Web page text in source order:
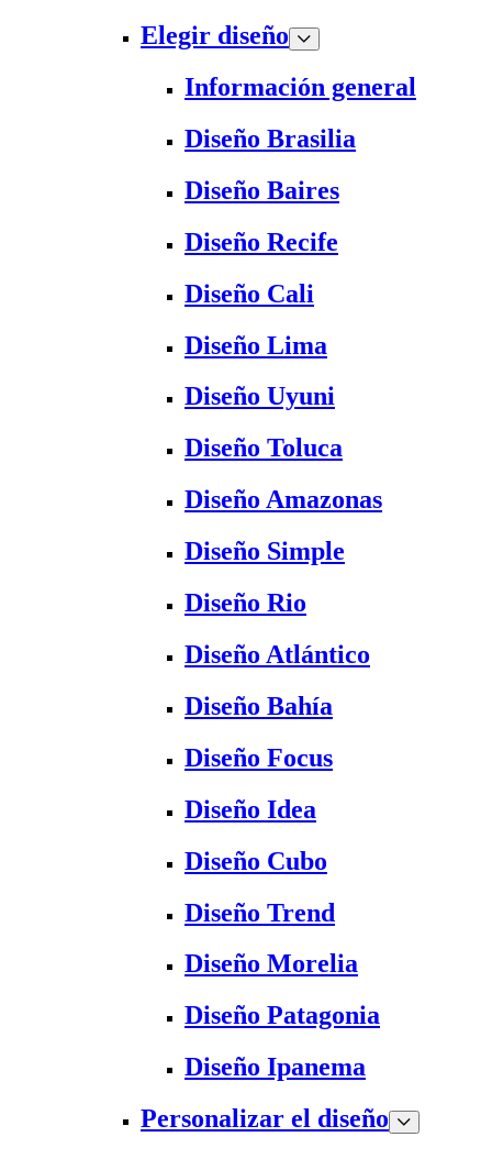
Elegir diseño
Información general
Diseño Brasilia
Diseño Baires
Diseño Recife
Diseño Cali
Diseño Lima
Diseño Uyuni
Diseño Toluca
Diseño Amazonas
Diseño Simple
Diseño Rio
Diseño Atlántico
Diseño Bahía
Diseño Focus
Diseño Idea
Diseño Cubo
Diseño Trend
Diseño Morelia
Diseño Patagonia
Diseño Ipanema
Personalizar el diseño